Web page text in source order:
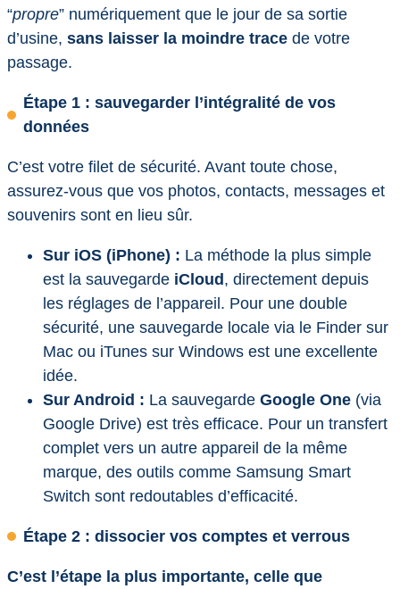
“propre” numériquement que le jour de sa sortie
d’usine, sans laisser la moindre trace de votre
passage.
Étape 1 : sauvegarder l’intégralité de vos
données
C’est votre filet de sécurité. Avant toute chose,
assurez-vous que vos photos, contacts, messages et
souvenirs sont en lieu sûr.
Sur iOS (iPhone) : La méthode la plus simple
est la sauvegarde iCloud, directement depuis
les réglages de l’appareil. Pour une double
sécurité, une sauvegarde locale via le Finder sur
Mac ou iTunes sur Windows est une excellente
idée.
Sur Android : La sauvegarde Google One (via
Google Drive) est très efficace. Pour un transfert
complet vers un autre appareil de la même
marque, des outils comme Samsung Smart
Switch sont redoutables d’efficacité.
Étape 2 : dissocier vos comptes et verrous
C’est l’étape la plus importante, celle que